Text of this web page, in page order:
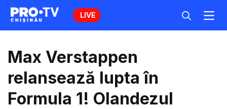
LIVE
Max Verstappen
relansează lupta în
Formula 1! Olandezul